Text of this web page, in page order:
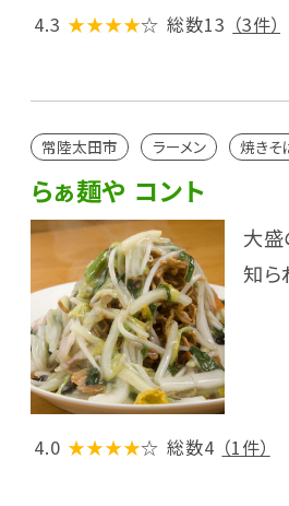
4.3 ★★★★☆ 総数13 （3件）
常陸太田市 ラーメン 焼きそ
らぁ麺や コント
大盛
知ら
4.0 ★★★★☆ 総数4 （1件）